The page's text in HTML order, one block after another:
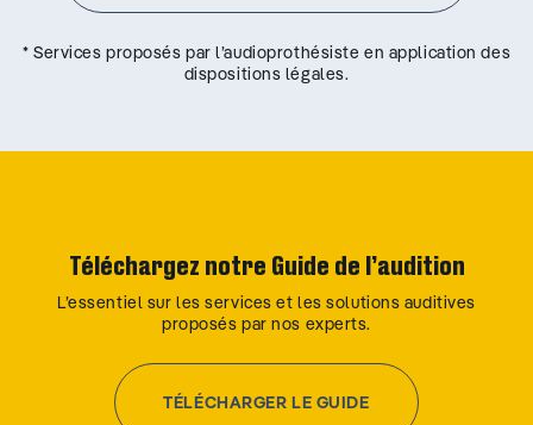
* Services proposés par l’audioprothésiste en application des
dispositions légales.
Téléchargez notre Guide de l’audition
L’essentiel sur les services et les solutions auditives
proposés par nos experts.
TÉLÉCHARGER LE GUIDE